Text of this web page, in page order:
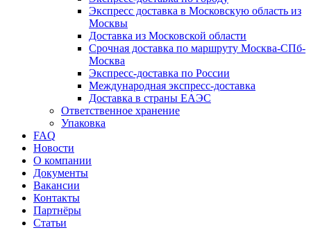
Экспресс доставка в Московскую область из
Москвы
Доставка из Московской области
Срочная доставка по маршруту Москва-СПб-
Москва
Экспресс-доставка по России
Международная экспресс-доставка
Доставка в страны ЕАЭС
Ответственное хранение
Упаковка
FAQ
Новости
О компании
Документы
Вакансии
Контакты
Партнёры
Статьи